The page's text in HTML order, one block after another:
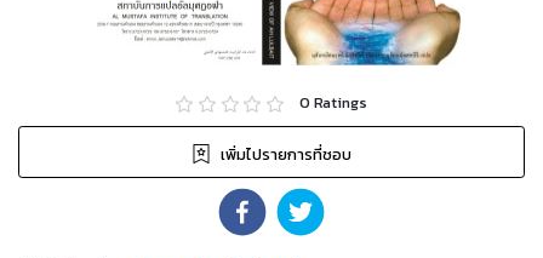
0 Ratings
เพิ่มไปรายการที่ชอบ